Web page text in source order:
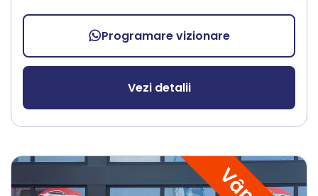
Programare vizionare
Vezi detalii